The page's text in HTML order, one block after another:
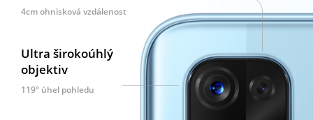
Ultra širokoúhlý
objektiv
119° úhel pohledu
4cm ohnisková vzdálenost